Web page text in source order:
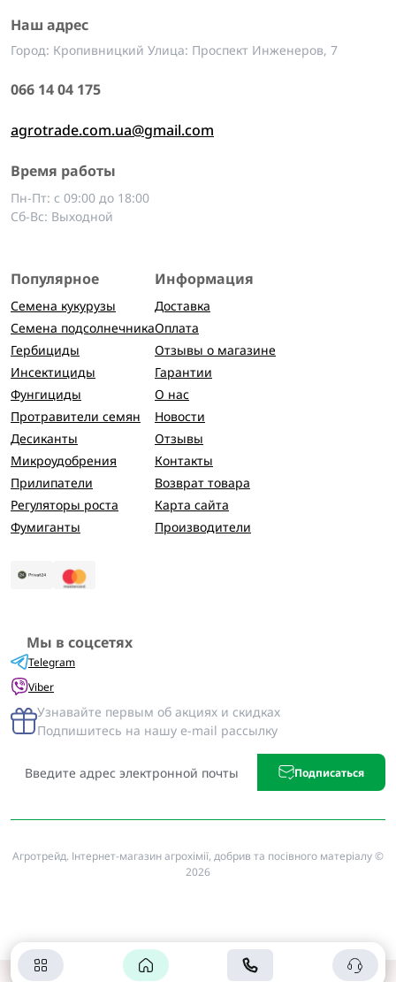
Наш адрес
Город: Кропивницкий Улица: Проспект Инженеров, 7
066 14 04 175
agrotrade.com.ua@gmail.com
Время работы
Пн-Пт: с 09:00 до 18:00
Сб-Вс: Выходной
Популярное
Семена кукурузы
Семена подсолнечника
Гербициды
Инсектициды
Фунгициды
Протравители семян
Десиканты
Микроудобрения
Прилипатели
Регуляторы роста
Фумиганты
Информация
Доставка
Оплата
Отзывы о магазине
Гарантии
О нас
Новости
Отзывы
Контакты
Возврат товара
Карта сайта
Производители
Мы в соцсетях
Telegram
Viber
Узнавайте первым об акциях и скидках
Подпишитесь на нашу e-mail рассылку
Подписаться
Агротрейд. Інтернет-магазин агрохімії, добрив та посівного матеріалу ©
2026